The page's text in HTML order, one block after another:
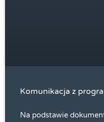
Komunikacja z
Na podstawie